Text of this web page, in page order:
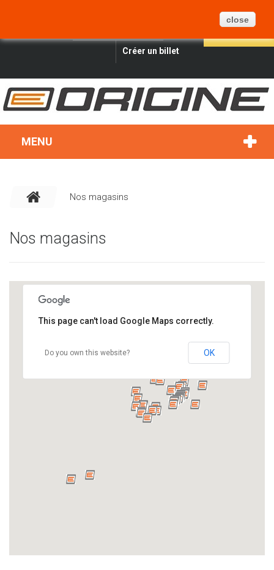
PANIER
0
Créer un billet
MENU
Nos magasins
Nos magasins
This page can't load Google Maps correctly.
Do you own this website? OK
close